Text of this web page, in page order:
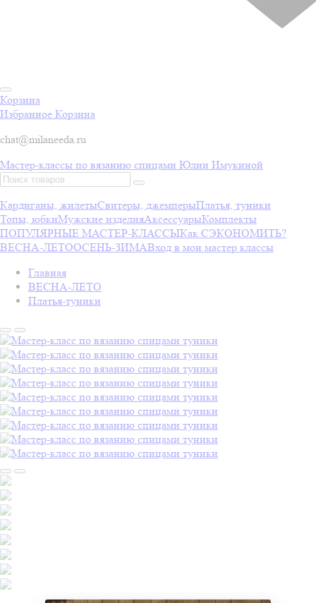
Корзина
Избранное Корзина
chat@milaneeda.ru
Мастер-классы по вязанию спицами Юлии Имукиной
Кардиганы, жилетыСвитеры, джемперыПлатья, туники
Топы, юбкиМужские изделияАксессуарыКомплекты
ПОПУЛЯРНЫЕ МАСТЕР-КЛАССЫКак СЭКОНОМИТЬ?
ВЕСНА-ЛЕТООСЕНЬ-ЗИМАВход в мои мастер классы
Главная
ВЕСНА-ЛЕТО
Платья-туники